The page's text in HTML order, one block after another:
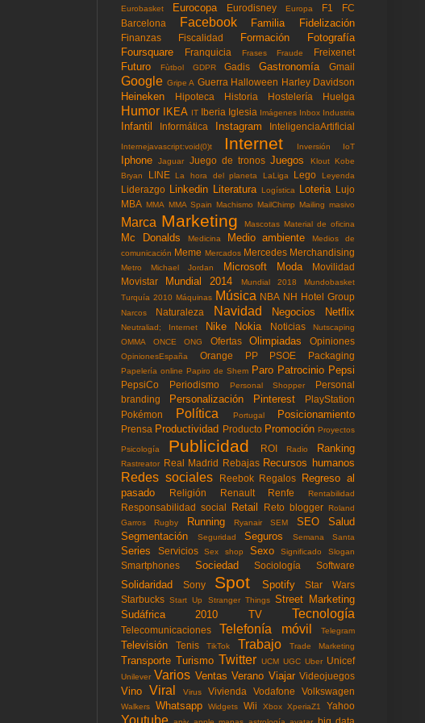
Eurobasket Eurocopa Eurodisney Europa F1
FC
Barcelona
Facebook Familia Fidelización
Finanzas Fiscalidad Formación
Fotografía
Foursquare
Franquicia Frases Fraude Freixenet
Futuro Fùtbol GDPR Gadis Gastronomía Gmail
Google Gripe A Guerra Halloween Harley Davidson
Heineken Hipoteca Historia Hostelería Huelga
Humor IKEA IT Iberia Iglesia Imágenes Inbox Industria
Infantil Informática Instagram InteligenciaArtificial
Internejavascript:void(0)t Internet Inversión IoT
Iphone Jaguar Juego de tronos Juegos Klout Kobe
Bryan
LINE La hora del planeta LaLiga Lego Leyenda
Liderazgo Linkedin Literatura Logística Loteria Lujo
MBA MMA MMA Spain Machismo MailChimp Mailing masivo
Marca Marketing Mascotas Material de oficina
Mc Donalds Medicina Medio ambiente
Medios de
comunicación Meme Mercados Mercedes Merchandising
Metro Michael Jordan Microsoft Moda
Movilidad
Movistar
Mundial 2014 Mundial 2018
Mundobasket
Turquía 2010 Máquinas Música NBA NH Hotel Group
Narcos Naturaleza Navidad Negocios Netflix
Neutraliad; Internet Nike Nokia Noticias
Nutscaping
OMMA
ONCE ONG Ofertas Olimpiadas Opiniones
OpinionesEspaña Orange PP PSOE Packaging
Papelería online Papiro de Shem Paro Patrocinio Pepsi
PepsiCo Periodismo Personal Shopper
Personal
branding
Personalización Pinterest
PlayStation
Pokémon
Política Portugal Posicionamiento
Prensa Productividad Producto Promoción Proyectos
Psicología Publicidad ROI Radio Ranking
Rastreator Real Madrid Rebajas Recursos humanos
Redes sociales Reebok Regalos
Regreso al
pasado
Religión Renault Renfe Rentabilidad
Responsabilidad social Retail Reto blogger Roland
Garros
Rugby Running Ryanair SEM SEO
Salud
Segmentación
Seguridad Seguros Semana Santa
Series Servicios Sex shop Sexo Significado Slogan
Smartphones Sociedad Sociología Software
Solidaridad Sony Spot Spotify
Star Wars
Starbucks Start Up Stranger Things Street Marketing
Sudáfrica 2010
TV Tecnología
Telecomunicaciones Telefonía móvil Telegram
Televisión Tenis TikTok Trabajo Trade Marketing
Transporte Turismo Twitter UCM UGC Uber Unicef
Unilever Varios Ventas Verano Viajar Videojuegos
Vino Viral Virus Vivienda Vodafone Volkswagen
Walkers Whatsapp Widgets Wii Xbox XperiaZ1 Yahoo
Youtube big data